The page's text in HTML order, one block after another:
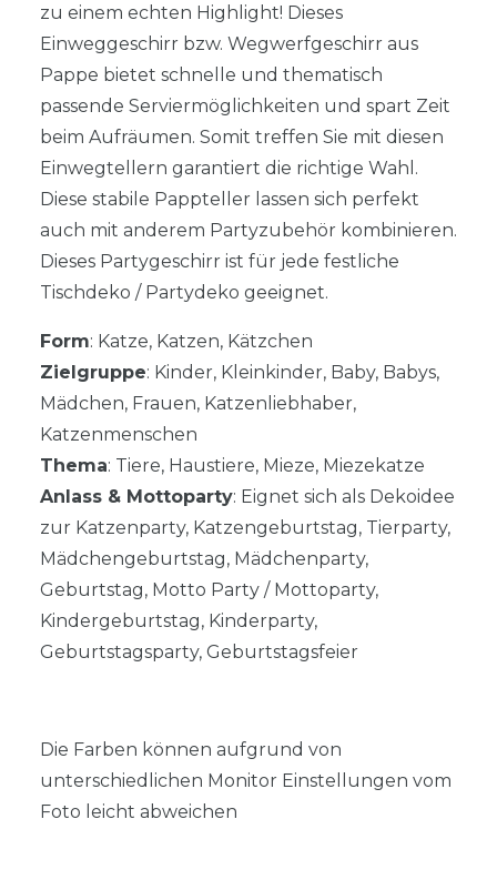
zu einem echten Highlight! Dieses
Einweggeschirr bzw. Wegwerfgeschirr aus
Pappe bietet schnelle und thematisch
passende Serviermöglichkeiten und spart Zeit
beim Aufräumen. Somit treffen Sie mit diesen
Einwegtellern garantiert die richtige Wahl.
Diese stabile Pappteller lassen sich perfekt
auch mit anderem Partyzubehör kombinieren.
Dieses Partygeschirr ist für jede festliche
Tischdeko / Partydeko geeignet.
Form: Katze, Katzen, Kätzchen
Zielgruppe: Kinder, Kleinkinder, Baby, Babys,
Mädchen, Frauen, Katzenliebhaber,
Katzenmenschen
Thema: Tiere, Haustiere, Mieze, Miezekatze
Anlass & Mottoparty: Eignet sich als Dekoidee
zur Katzenparty, Katzengeburtstag, Tierparty,
Mädchengeburtstag, Mädchenparty,
Geburtstag, Motto Party / Mottoparty,
Kindergeburtstag, Kinderparty,
Geburtstagsparty, Geburtstagsfeier
Die Farben können aufgrund von
unterschiedlichen Monitor Einstellungen vom
Foto leicht abweichen